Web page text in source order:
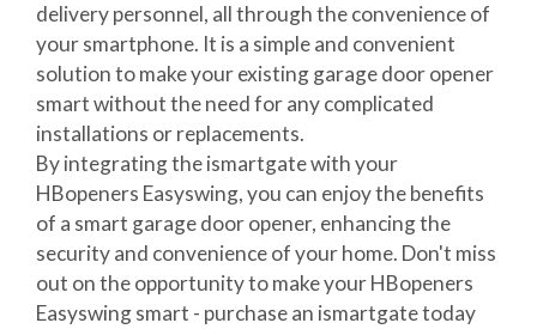
delivery personnel, all through the convenience of
your smartphone. It is a simple and convenient
solution to make your existing garage door opener
smart without the need for any complicated
installations or replacements.
By integrating the ismartgate with your
HBopeners Easyswing, you can enjoy the benefits
of a smart garage door opener, enhancing the
security and convenience of your home. Don't miss
out on the opportunity to make your HBopeners
Easyswing smart - purchase an ismartgate today